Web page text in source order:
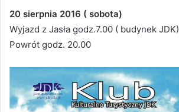
20 sierpnia 2016 ( sobota)
Wyjazd z Jasła godz.7.00 ( budynek JDK)
Powrót godz. 20.00